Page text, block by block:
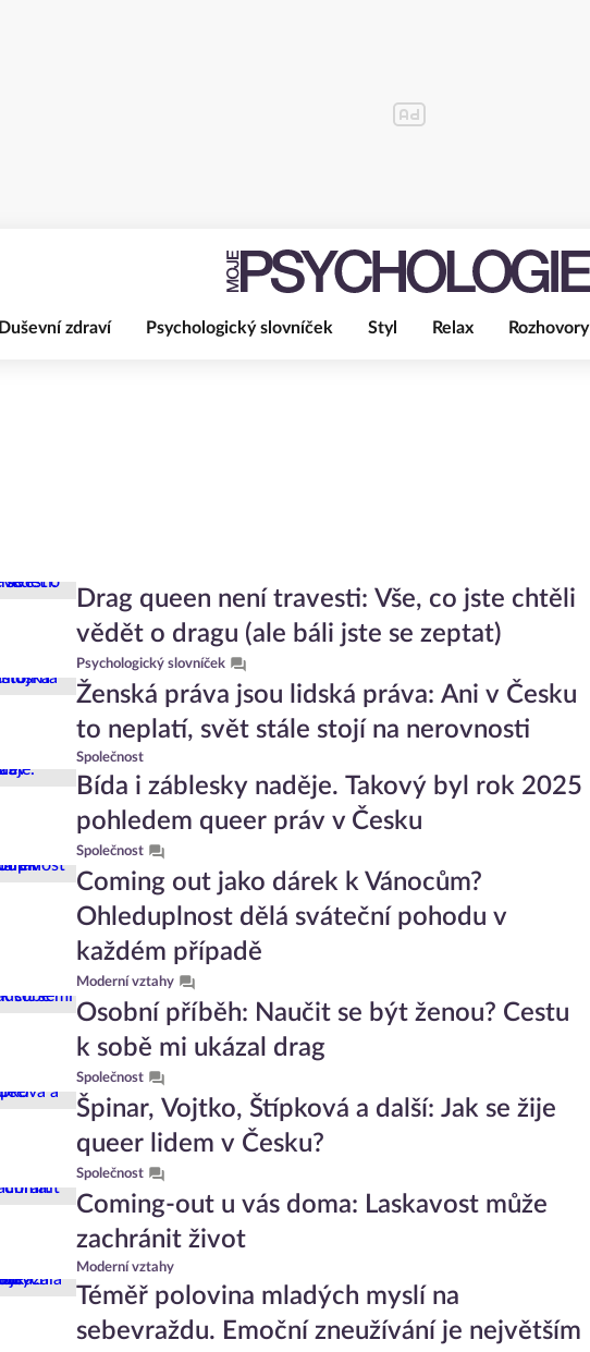
Duševní zdraví Psychologický slovníček Styl Relax Rozhovory
Drag queen není travesti: Vše, co jste chtěli
vědět o dragu (ale báli jste se zeptat)
Psychologický slovníček
Ženská práva jsou lidská práva: Ani v Česku
to neplatí, svět stále stojí na nerovnosti
Společnost
Bída i záblesky naděje. Takový byl rok 2025
pohledem queer práv v Česku
Společnost
Coming out jako dárek k Vánocům?
Ohleduplnost dělá sváteční pohodu v
každém případě
Moderní vztahy
Osobní příběh: Naučit se být ženou? Cestu
k sobě mi ukázal drag
Společnost
Špinar, Vojtko, Štípková a další: Jak se žije
queer lidem v Česku?
Společnost
Coming-out u vás doma: Laskavost může
zachránit život
Moderní vztahy
Téměř polovina mladých myslí na
sebevraždu. Emoční zneužívání je největším